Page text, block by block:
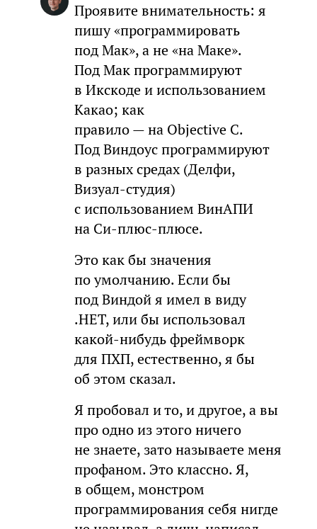
Проявите внимательность: я
пишу «программировать
под Мак», а не «на Маке».
Под Мак программируют
в Икскоде и использованием
Какао; как
правило — на Objective C.
Под Виндоус программируют
в разных средах (Делфи,
Визуал-студия)
с использованием ВинАПИ
на Си-плюс-плюсе.
Это как бы значения
по умолчанию. Если бы
под Виндой я имел в виду
.НЕТ, или бы использовал
какой-нибудь фреймворк
для ПХП, естественно, я бы
об этом сказал.
Я пробовал и то, и другое, а вы
про одно из этого ничего
не знаете, зато называете меня
профаном. Это классно. Я,
в общем, монстром
программирования себя нигде